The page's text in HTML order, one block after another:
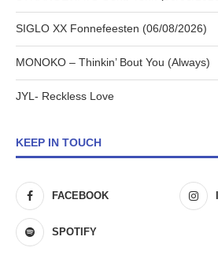
SIGLO XX Fonnefeesten (06/08/2026)
MONOKO – Thinkin’ Bout You (Always)
JYL- Reckless Love
KEEP IN TOUCH
FACEBOOK
SPOTIFY